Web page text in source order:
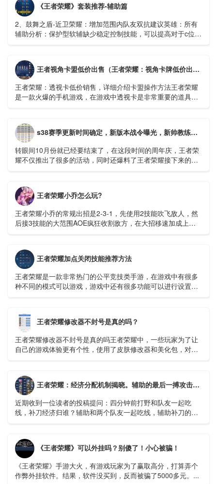
《王者荣耀》套装推荐-辅助篇
2、鼓舞之盾-近卫荣耀：增加范围内队友双抗建议英雄：所有
辅助分析：保护型软辅缺少稳定控制技能，可以提高对于c位的
王者视角卡盟低价出售（王者荣耀：视角卡牌低价出售，详细介绍卡盟操作方法）
王者荣耀：透视卡低价销售，详细介绍卡盟操作方法王者荣耀
是一款火爆的手机游戏，在游戏中透视卡是非常重要的道具，
s38赛季更新时间确定，新版本战令曝光，新帅教练守约，米莱迪微笑
转眼间10月份就已经要结束了，在这段时间的周年庆，王者荣
耀不仅推出了很多的活动，同时还爆料了王者荣耀接下来的很
王者荣耀小乔怎么玩?
王者荣耀小乔的常规出招是2-3-1，先使用2技能吹飞敌人，然
后接3技能的大范围AOE疯狂收割敌方，在大招移速加成上用1
王者荣耀加点关闭技能推荐方法
王者荣耀是一款非常热门的公平竞技类手游，在游戏中有很多
种不同的模式可以游戏，游戏中还有很多功能可以进行设置，
王者荣耀修改器不封号是真的吗？
王者荣耀修改器不封号是真的吗王者荣耀中，一些玩家为了让
自己的游戏体验更有个性，使用了皮肤修改器和美化包，对于
王者荣耀：经济分配机制揭晓。辅助的最后一搏攻击有什么好处吗？ - 哔哩哔哩
近期收到一位读者的投稿提问：四分钟前打野和队友一起吃
线，补刀经济归谁？辅助和两个队友一起吃线，辅助补刀的话
《王者荣耀》可以外挂吗？别傻了！小心被骗！
《王者荣耀》手游大火，有游戏玩家为了赢取高分，打算弄个
作弊外挂软件。结果，软件没买到，反而被骗了5000多元。...